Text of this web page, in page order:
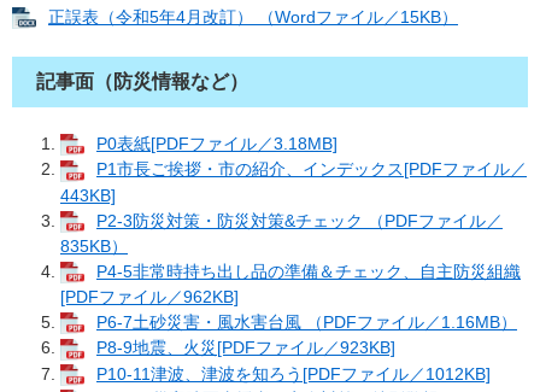
正誤表（令和5年4月改訂） （Wordファイル／15KB）
記事面（防災情報など）
P0表紙[PDFファイル／3.18MB]
P1市長ご挨拶・市の紹介、インデックス[PDFファイル／
443KB]
P2-3防災対策・防災対策&チェック （PDFファイル／
835KB）
P4-5非常時持ち出し品の準備＆チェック、自主防災組織
[PDFファイル／962KB]
P6-7土砂災害・風水害台風 （PDFファイル／1.16MB）
P8-9地震、火災[PDFファイル／923KB]
P10-11津波、津波を知ろう[PDFファイル／1012KB]